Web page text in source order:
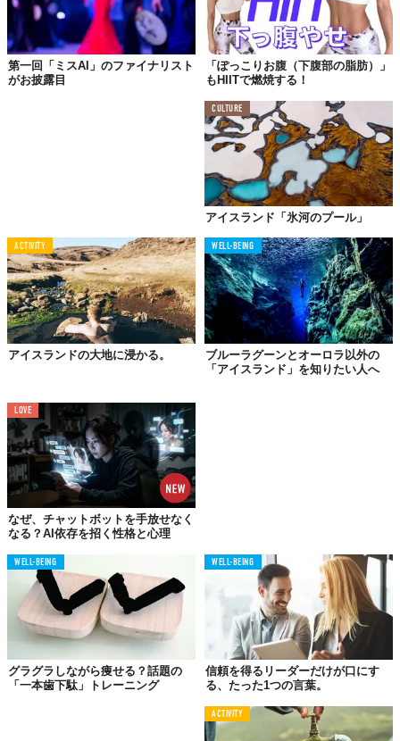
太っていたのではなく
競技のための筋肉だった
第一回「ミスAI」のファイナリスト
がお披露目
「ぽっこりお腹（下腹部の脂肪）」
もHIITで燃焼する！
CULTURE
アイスランド「氷河のプール」
ACTIVITY
アイスランドの大地に浸かる。
WELL-BEING
ブルーラグーンとオーロラ以外の
「アイスランド」を知りたい人へ
LOVE
なぜ、チャットボットを手放せなく
なる？AI依存を招く性格と心理
WELL-BEING
グラグラしながら痩せる？話題の
「一本歯下駄」トレーニング
WELL-BEING
信頼を得るリーダーだけが口にす
る、たった1つの言葉。
ACTIVITY